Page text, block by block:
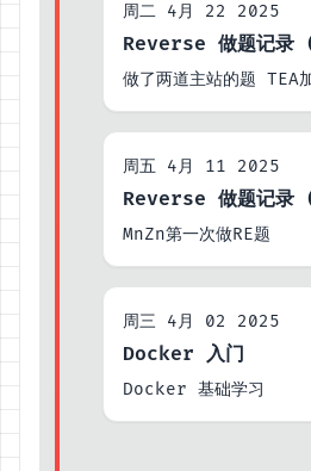
周二 4月 22 2025
Reverse 做题记录
做了两道主站的题 TEA
周五 4月 11 2025
Reverse 做题记录
MnZn第一次做RE题
周三 4月 02 2025
Docker 入门
Docker 基础学习